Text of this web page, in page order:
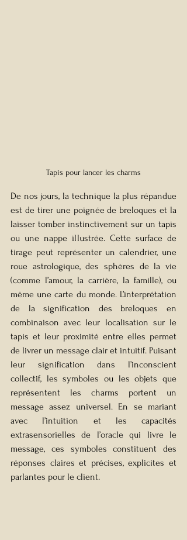
Tapis pour lancer les charms
De nos jours, la technique la plus répandue
est de tirer une poignée de breloques et la
laisser tomber instinctivement sur un tapis
ou une nappe illustrée. Cette surface de
tirage peut représenter un calendrier, une
roue astrologique, des sphères de la vie
(comme l’amour, la carrière, la famille), ou
même une carte du monde. L’interprétation
de la signification des breloques en
combinaison avec leur localisation sur le
tapis et leur proximité entre elles permet
de livrer un message clair et intuitif. Puisant
leur signification dans l’inconscient
collectif, les symboles ou les objets que
représentent les charms portent un
message assez universel. En se mariant
avec l’intuition et les capacités
extrasensorielles de l’oracle qui livre le
message, ces symboles constituent des
réponses claires et précises, explicites et
parlantes pour le client.